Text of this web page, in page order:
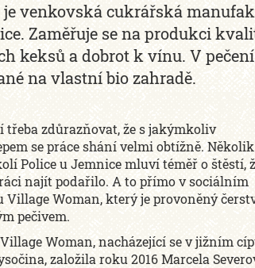
venkovská cukrářská
Zaměřuje se na produkci
keksů a dobrot k vínu. V
na vlastní bio zahradě.
třeba zdůrazňovat, že s jakýmkoliv
se práce shání velmi obtížně. Několik
Police u Jemnice mluví téměř o štěstí,
najít podařilo. A to přímo v sociálním
Village Woman, který je provoněný
pečivem.
Woman, nacházející se v jižním
založila roku 2016 Marcela